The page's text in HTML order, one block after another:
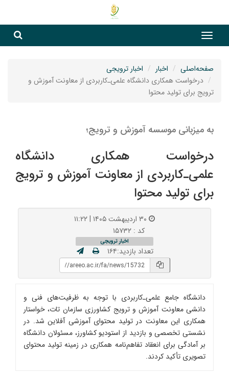
صفحه‌اصلی اخبار
اخبار ترویجی
درخواست همکاری دانشگاه علمی‌ـ‌کاربردی از معاونت آموزش و
ترویج برای تولید محتوا
به میزبانی موسسه آموزش و ترویج؛
درخواست همکاری دانشگاه
علمی‌ـ‌کاربردی از معاونت آموزش و ترویج
برای تولید محتوا
کد : ۱۵۷۳۲
اخبار ترویجی
تعداد بازدید:۱۶۴
دانشگاه جامع علمی‌ـ‌کاربردی با توجه به ظرفیت‌های فنی و
دانشی معاونت آموزش و ترویج کشاورزی سازمان تات، خواستار
همکاری این معاونت در تولید محتوای آموزشی آفلاین شد. در
نشستی تخصصی و بازدید از استودیو کشاورز، مسئولان دانشگاه
بر آمادگی برای انعقاد تفاهم‌نامه همکاری در زمینه تولید محتوای
تصویری تأکید کردند.